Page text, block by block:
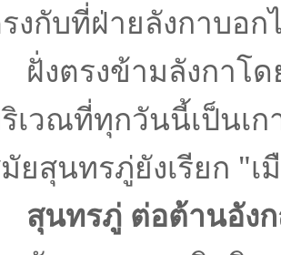
งกับที่ฝ่ายลังกาบอก
ฝั่งตรงข้ามลังกาโ
เวณที่ทุกวันนี้เป็นเก
ยสุนทรภู่ยังเรียก "เ
สุนทรภู่ ต่อต้านอัง